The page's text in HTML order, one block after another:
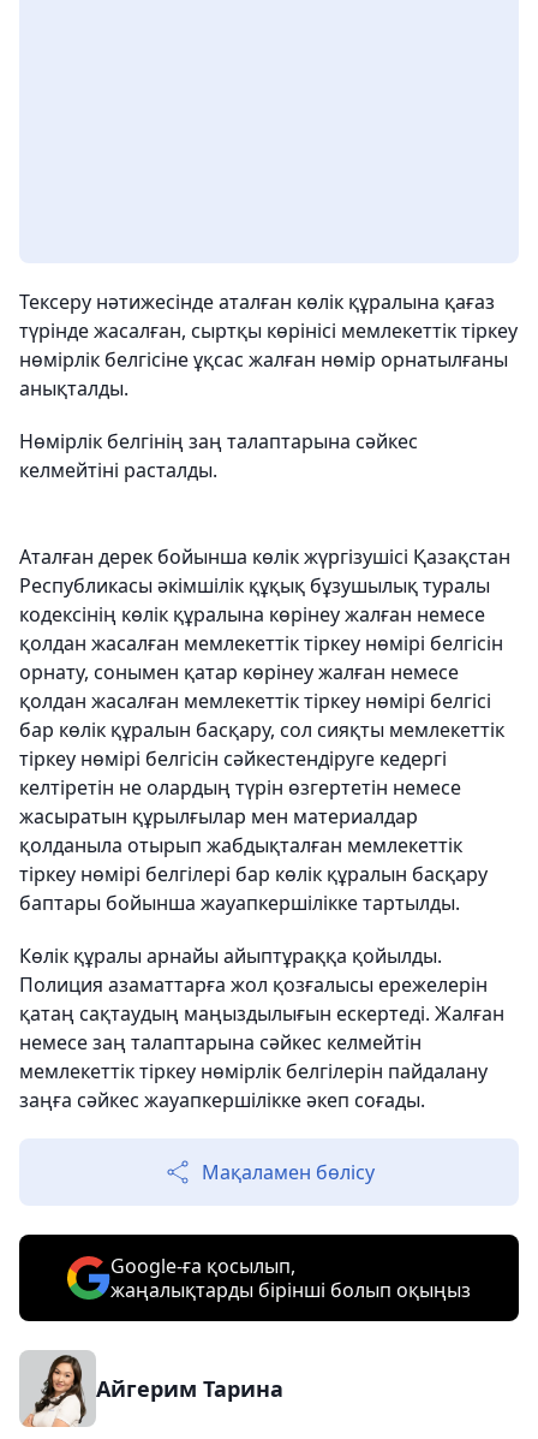
Тексеру нәтижесінде аталған көлік құралына қағаз
түрінде жасалған, сыртқы көрінісі мемлекеттік тіркеу
нөмірлік белгісіне ұқсас жалған нөмір орнатылғаны
анықталды.
Нөмірлік белгінің заң талаптарына сәйкес
келмейтіні расталды.
Аталған дерек бойынша көлік жүргізушісі Қазақстан
Республикасы әкімшілік құқық бұзушылық туралы
кодексінің көлiк құралына көрiнеу жалған немесе
қолдан жасалған мемлекеттiк тiркеу нөмiрi белгiсiн
орнату, сонымен қатар көрiнеу жалған немесе
қолдан жасалған мемлекеттiк тiркеу нөмiрi белгiсi
бар көлiк құралын басқару, сол сияқты мемлекеттiк
тiркеу нөмiрi белгiсiн сәйкестендіруге кедергі
келтіретін не олардың түрін өзгертетін немесе
жасыратын құрылғылар мен материалдар
қолданыла отырып жабдықталған мемлекеттiк
тiркеу нөмiрi белгiлерi бар көлiк құралын басқару
баптары бойынша жауапкершілікке тартылды.
Көлік құралы арнайы айыптұраққа қойылды.
Полиция азаматтарға жол қозғалысы ережелерін
қатаң сақтаудың маңыздылығын ескертеді. Жалған
немесе заң талаптарына сәйкес келмейтін
мемлекеттік тіркеу нөмірлік белгілерін пайдалану
заңға сәйкес жауапкершілікке әкеп соғады.
Мақаламен бөлісу
Google-ға қосылып,
жаңалықтарды бірінші болып оқыңыз
Айгерим Тарина